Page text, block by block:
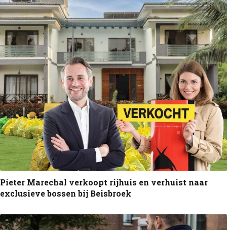
Pieter Marechal verkoopt rijhuis en verhuist naar
exclusieve bossen bij Beisbroek